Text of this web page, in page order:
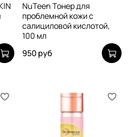
NuTeen Тонер для
проблемной кожи с
салициловой кислотой,
100 мл
950 руб